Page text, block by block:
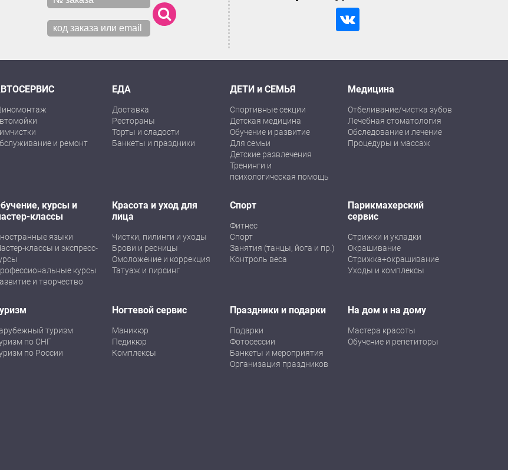
и ремонт
ЕДА
Доставка
Рестораны
Торты и сладости
Банкеты и праздники
ДЕТИ и СЕМЬЯ
Спортивные секции
Детская медицина
Обучение и развитие
Для семьи
Детские развлечения
Тренинги и
психологическая помощь
Медицина
Отбеливание/чистка зубов
Лечебная стоматология
Обследование и лечение
Процедуры и массаж
курсы и
классы
языки
классы и экспресс-
курсы
и творчество
Красота и уход для
лица
Чистки, пилинги и уходы
Брови и ресницы
Омоложение и коррекция
Татуаж и пирсинг
Спорт
Фитнес
Спорт
Занятия (танцы, йога и пр.)
Контроль веса
Парикмахерский
сервис
Стрижки и укладки
Окрашивание
Стрижка+окрашивание
Уходы и комплексы
туризм
по СНГ
по России
Ногтевой сервис
Маникюр
Педикюр
Комплексы
Праздники и подарки
Подарки
Фотосессии
Банкеты и мероприятия
Организация праздников
На дом и на дому
Мастера красоты
Обучение и репетиторы